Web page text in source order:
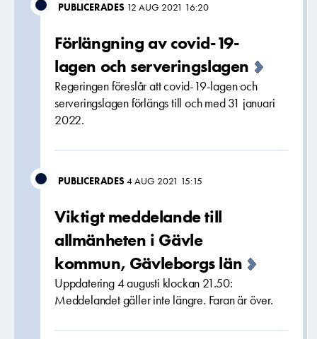
PUBLICERADES 12 AUG 2021 16:20
Förlängning av covid-19-
lagen och serveringslagen
Regeringen föreslår att covid-19-lagen och
serveringslagen förlängs till och med 31 januari
2022.
PUBLICERADES4 AUG 2021 15:15
Viktigt meddelande till
allmänheten i Gävle
kommun, Gävleborgs län
Uppdatering 4 augusti klockan 21.50:
Meddelandet gäller inte längre. Faran är över.